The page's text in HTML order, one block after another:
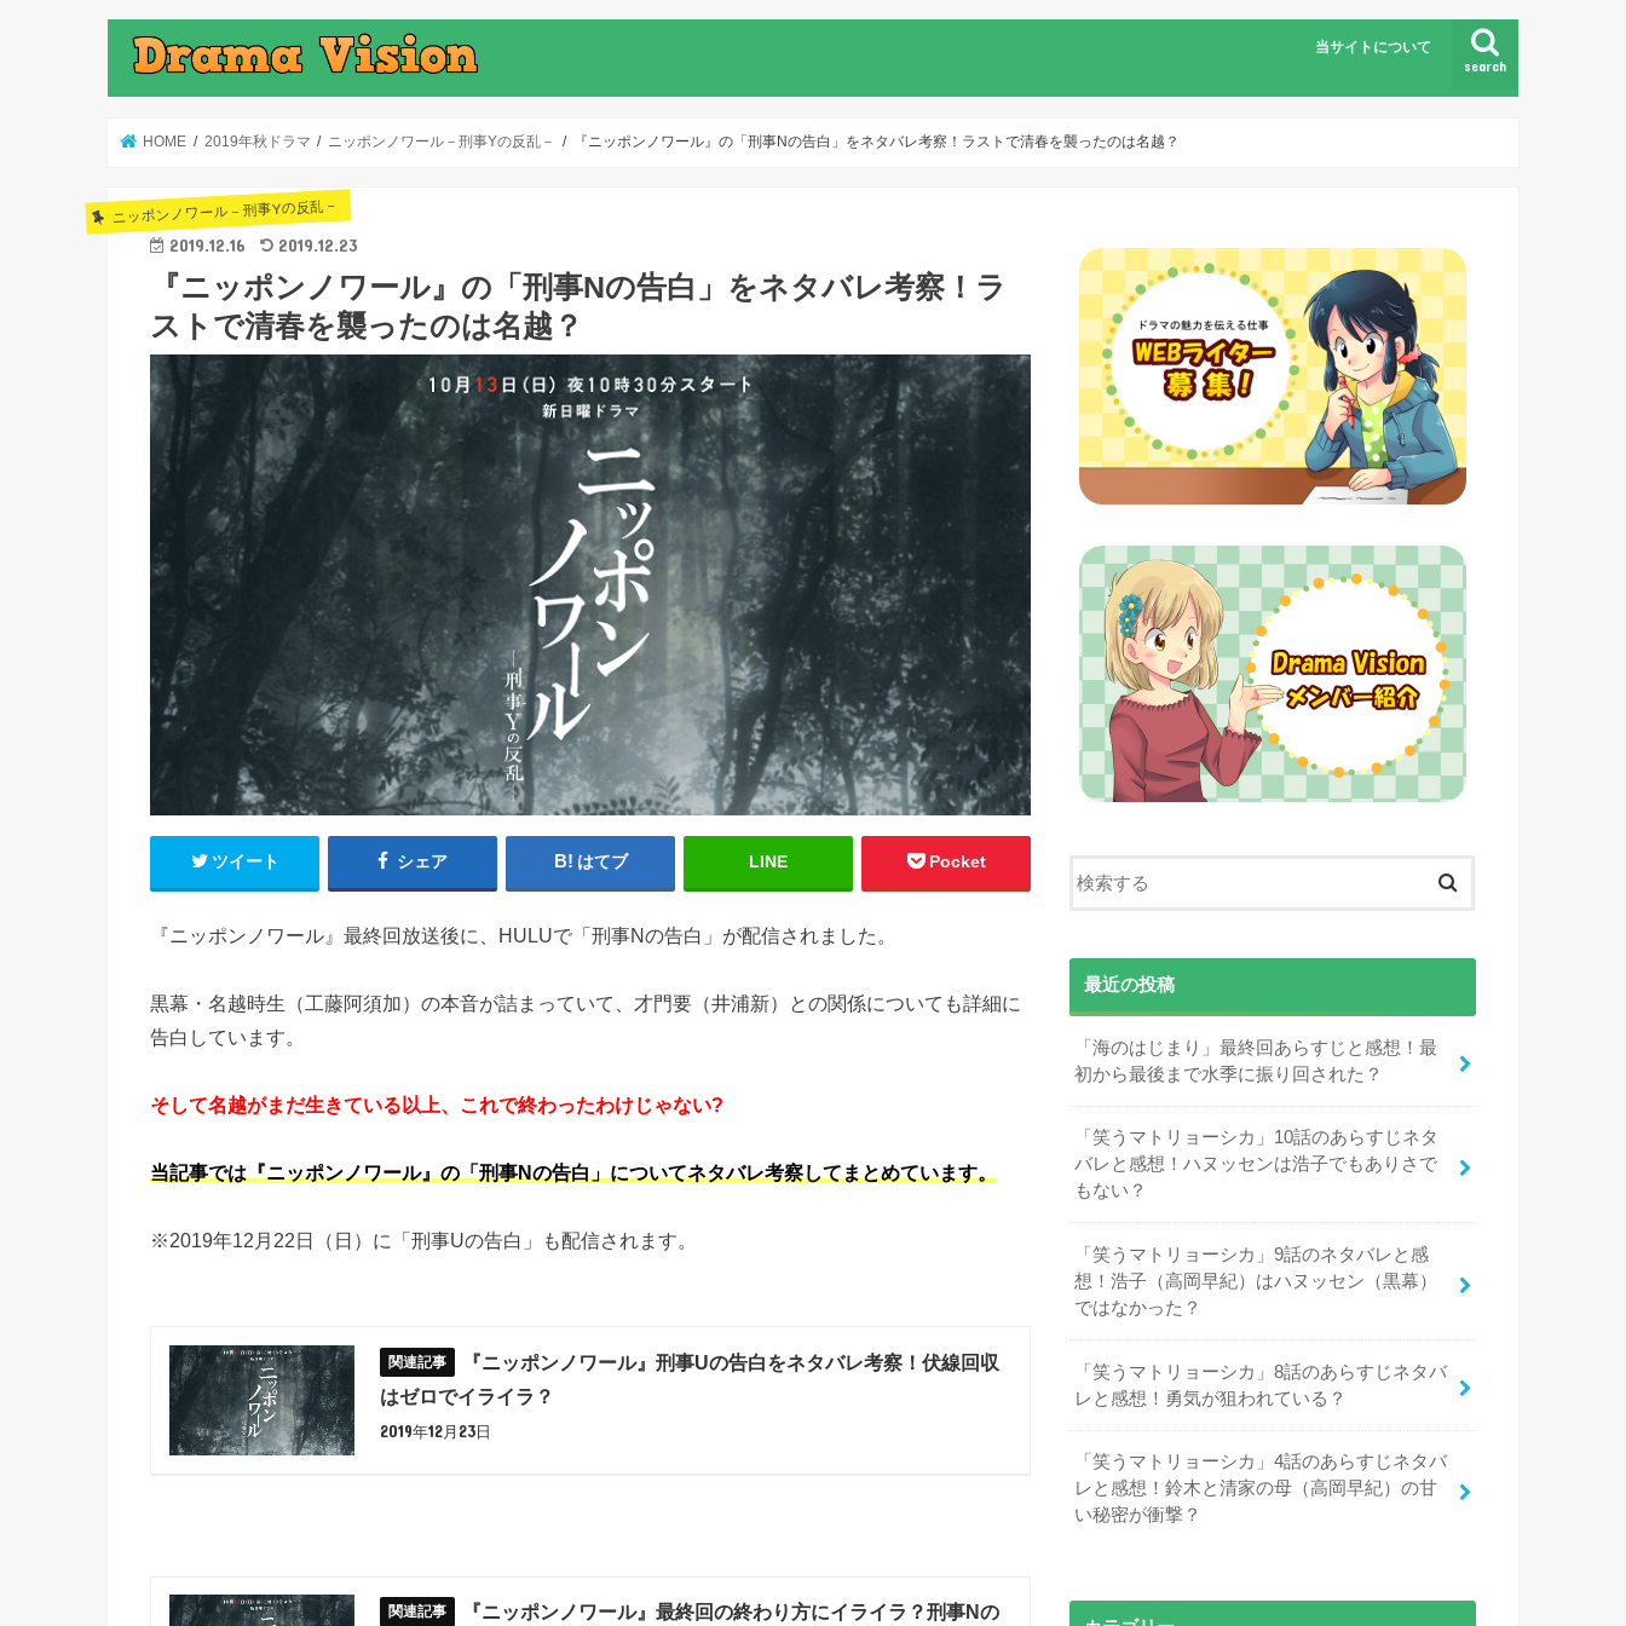
search
当サイトについて
HOME 2019年秋ドラマ ニッポンノワール－刑事Yの反乱－ 『ニッポンノワール』の「刑事Nの告白」をネタバレ考察！ラストで清春を襲ったのは名越？
ニッポンノワール－刑事Yの反乱－
2019.12.16 2019.12.23
『ニッポンノワール』の「刑事Nの告白」をネタバレ考察！ラ
ストで清春を襲ったのは名越？
ツイート シェア はてブ LINE Pocket
『ニッポンノワール』最終回放送後に、HULUで「刑事Nの告白」が配信されました。
黒幕・名越時生（工藤阿須加）の本音が詰まっていて、才門要（井浦新）との関係についても詳細に
告白しています。
そして名越がまだ生きている以上、これで終わったわけじゃない?
当記事では『ニッポンノワール』の「刑事Nの告白」についてネタバレ考察してまとめています。
※2019年12月22日（日）に「刑事Uの告白」も配信されます。
『ニッポンノワール』刑事Uの告白をネタバレ考察！伏線回収
はゼロでイライラ？
2019年12月23日
『ニッポンノワール』最終回の終わり方にイライラ？刑事Nの
最近の投稿
「海のはじまり」最終回あらすじと感想！最
初から最後まで水季に振り回された？
「笑うマトリョーシカ」10話のあらすじネタ
バレと感想！ハヌッセンは浩子でもありさで
もない？
「笑うマトリョーシカ」9話のネタバレと感
想！浩子（高岡早紀）はハヌッセン（黒幕）
ではなかった？
「笑うマトリョーシカ」8話のあらすじネタバ
レと感想！勇気が狙われている？
「笑うマトリョーシカ」4話のあらすじネタバ
レと感想！鈴木と清家の母（高岡早紀）の甘
い秘密が衝撃？